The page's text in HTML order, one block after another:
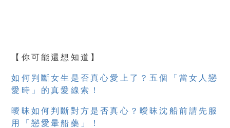
【你可能還想知道】
如何判斷女生是否真心愛上了？五個「當女人戀
愛時」的真愛線索！
曖昧如何判斷對方是否真心？曖昧沈船前請先服
用「戀愛暈船藥」！